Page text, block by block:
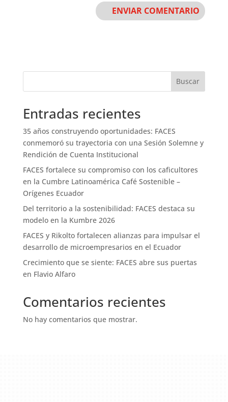
Buscar
Entradas recientes
35 años construyendo oportunidades: FACES
conmemoró su trayectoria con una Sesión Solemne y
Rendición de Cuenta Institucional
FACES fortalece su compromiso con los caficultores
en la Cumbre Latinoamérica Café Sostenible –
Orígenes Ecuador
Del territorio a la sostenibilidad: FACES destaca su
modelo en la Kumbre 2026
FACES y Rikolto fortalecen alianzas para impulsar el
desarrollo de microempresarios en el Ecuador
Crecimiento que se siente: FACES abre sus puertas
en Flavio Alfaro
Comentarios recientes
No hay comentarios que mostrar.